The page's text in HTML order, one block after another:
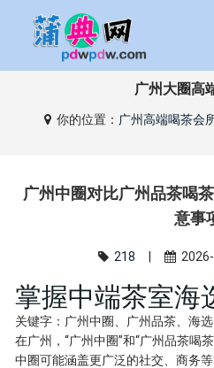
广州大圈高
你的位置： 广州高端喝茶会
广州中圈对比广州品茶喝
意事
218 |
掌握中端茶室海
关键字：广州中圈、广州品茶、海
在广州，“广州中圈”和“广州品茶喝
中圈可能涵盖更广泛的社交、商务